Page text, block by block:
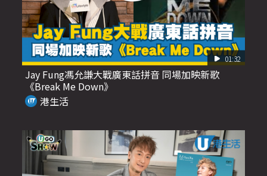
01:32
Jay Fung馮允謙大戰廣東話拼音 同場加映新歌
《Break Me Down》
港生活